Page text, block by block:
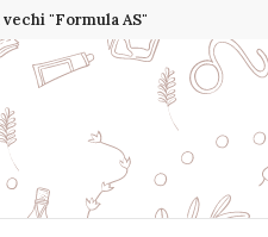
"Formula AS"